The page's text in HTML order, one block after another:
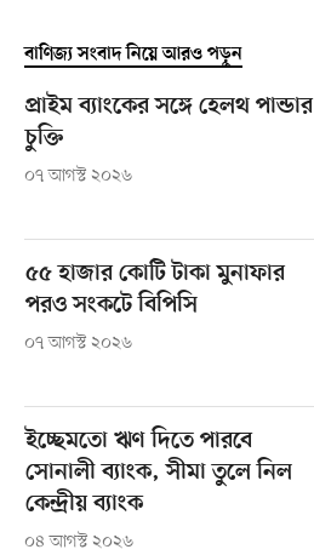
বাণিজ্য সংবাদ নিয়ে আরও পড়ুন
প্রাইম ব্যাংকের সঙ্গে হেলথ পান্ডার
চুক্তি
০৭ আগস্ট ২০২৬
৫৫ হাজার কোটি টাকা মুনাফার
পরও সংকটে বিপিসি
০৭ আগস্ট ২০২৬
ইচ্ছেমতো ঋণ দিতে পারবে
সোনালী ব্যাংক, সীমা তুলে নিল
কেন্দ্রীয় ব্যাংক
০৪ আগস্ট ২০২৬